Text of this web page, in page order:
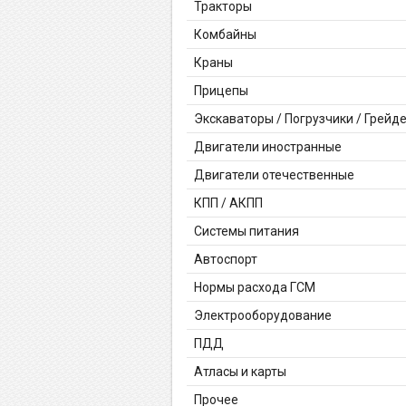
Тракторы
Комбайны
Краны
Прицепы
Экскаваторы / Погрузчики /
Двигатели иностранные
Двигатели отечественные
КПП / АКПП
Системы питания
Автоспорт
Нормы расхода ГСМ
Электрооборудование
ПДД
Атласы и карты
Прочее